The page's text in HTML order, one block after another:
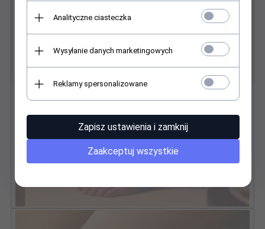
Analityczne ciasteczka
Wysyłanie danych marketingowych
Reklamy spersonalizowane
Zapisz ustawienia i zamknij
Zaakceptuj wszystkie